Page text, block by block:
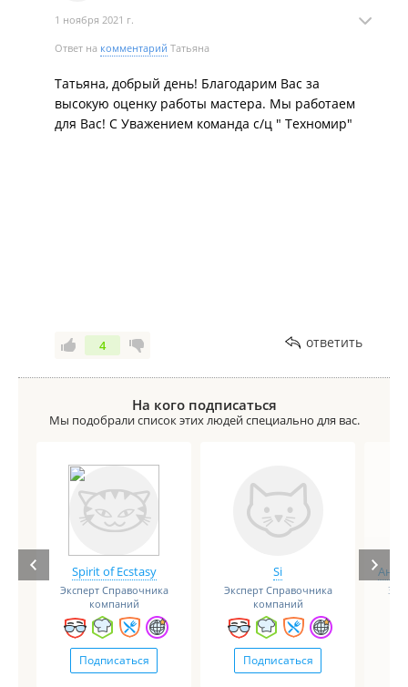
1 ноября 2021 г.
Ответ на комментарий Татьяна
Татьяна, добрый день! Благодарим Вас за
высокую оценку работы мастера. Мы работаем
для Вас! С Уважением команда с/ц " Техномир"
4 ответить
На кого подписаться
Мы подобрали список этих людей специально для вас.
Spirit of Ecstasy
Эксперт Справочника
компаний
Подписаться
Si
Эксперт Справочника
компаний
Подписаться